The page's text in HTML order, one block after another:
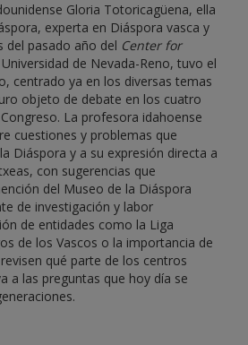
Gloria Totoricagüena, ella
experta en Diáspora vasca y
del pasado año del Center for
de Nevada-Reno, tuvo el
centrado ya en los diversas temas
objeto de debate en los cuatro
La profesora idahoense
cuestiones y problemas que
Diáspora y a su expresión directa a
con sugerencias que
del Museo de la Diáspora
de investigación y labor
de entidades como la Liga
de los Vascos o la importancia de
qué parte de los centros
a las preguntas que hoy día se